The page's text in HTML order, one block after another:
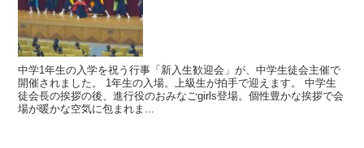
中学1年生の入学を祝う行事「新入生歓迎会」が、中学生徒会主催で
開催されました。 1年生の入場。上級生が拍手で迎えます。 中学生
徒会長の挨拶の後、進行役のおみなごgirls登場。個性豊かな挨拶で会
場が暖かな空気に包まれま...